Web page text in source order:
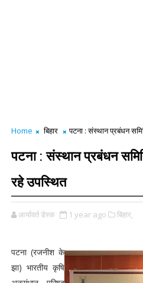
Home बिहार पटना : संस्थान प्रबंधन
पटना : संस्थान प्रबंधन
रहे उपस्थित
आर्यावर्त डेस्क 1 year ago बिहार,
पटना (रजनीश के
झा) भारतीय कृषि